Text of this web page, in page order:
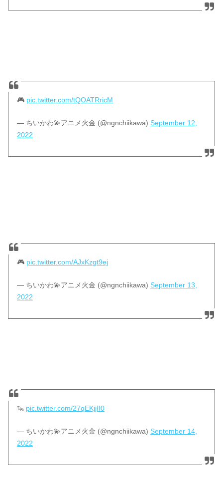
🎮 pic.twitter.com/tQOATRricM
— ちいかわ💫アニメ火金 (@ngnchiikawa)September 12,
2022
🎮 pic.twitter.com/AJxKzgt9ej
— ちいかわ💫アニメ火金 (@ngnchiikawa)September 13,
2022
🦦 pic.twitter.com/27qEKjjII0
— ちいかわ💫アニメ火金 (@ngnchiikawa)September 14,
2022